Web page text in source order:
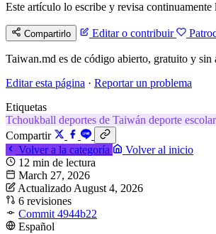
Este artículo lo escribe y revisa
Compartirlo Editar o contribuir
Taiwan.md es de código abierto, gratuito y sin
Editar esta página · Reportar un problema
Etiquetas
Tchoukball deportes de Taiwán deporte escolar
Compartir
Volver a la categoría
Volver al inicio
12 min de lectura
March 27, 2026
Actualizado August 4, 2026
6 revisiones
Commit 4944b22
Español